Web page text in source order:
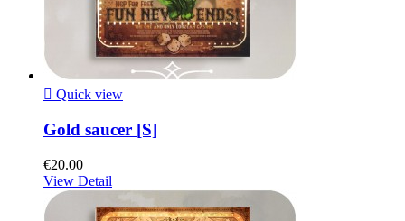
 Quick view
Gold saucer [S]
€20.00
View Detail